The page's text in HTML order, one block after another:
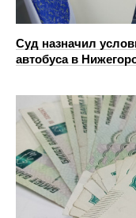
Суд назначил
автобуса в